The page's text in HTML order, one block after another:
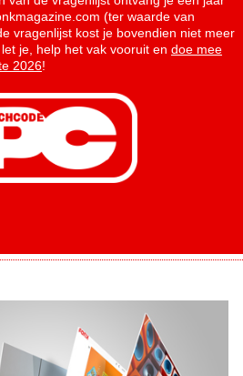
(ter waarde van
vragenlijst kost je bovendien niet meer
je, help het vak vooruit en doe mee
2026!